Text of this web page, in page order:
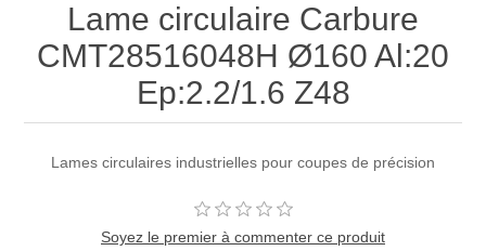
Lame circulaire Carbure
CMT28516048H Ø160 Al:20
Ep:2.2/1.6 Z48
Lames circulaires industrielles pour coupes de précision
Soyez le premier à commenter ce produit